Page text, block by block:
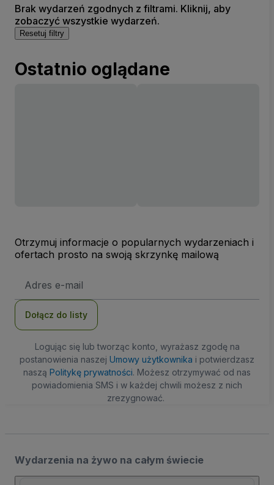
Brak wydarzeń zgodnych z filtrami. Kliknij, aby
zobaczyć wszystkie wydarzeń.
Resetuj filtry
Ostatnio oglądane
Otrzymuj informacje o popularnych wydarzeniach i
ofertach prosto na swoją skrzynkę mailową
e-
Dołącz do listy
Logując się lub tworząc konto, wyrażasz zgodę na
postanowienia naszej Umowy użytkownika i potwierdzasz
naszą Politykę prywatności. Możesz otrzymywać od nas
powiadomienia SMS i w każdej chwili możesz z nich
zrezygnować.
Wydarzenia na żywo na całym świecie